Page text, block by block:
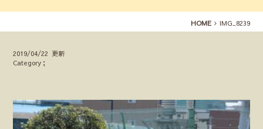
HOME IMG_8239
2019/04/22 更新
Category；